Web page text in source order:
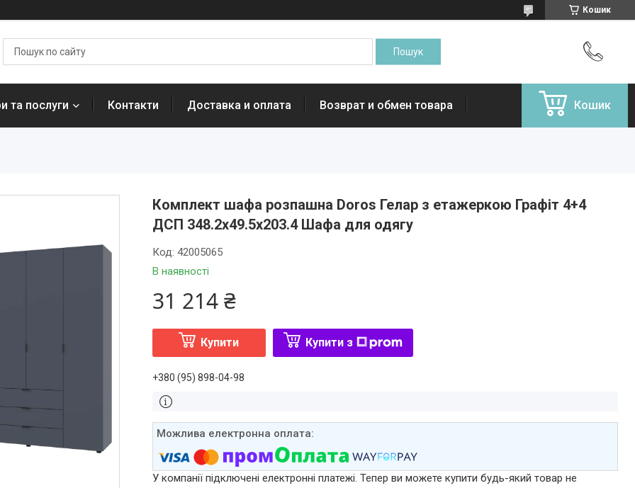
Кошик
та послуги Контакти Доставка и оплата Возврат и обмен товара Кошик
Комплект шафа розпашна Doros Гелар з етажеркою Графіт 4+4
ДСП 348.2х49.5х203.4 Шафа для одягу
В наявності
Код: 42005065
31 214 ₴
Купити Купити з
+380 (95) 898-04-98
У компанії підключені електронні платежі. Тепер ви можете купити будь-який товар не